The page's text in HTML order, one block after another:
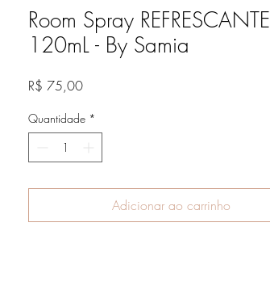
Room Spray REFRESCANTE
120mL - By Samia
R$ 75,00Preço
Quantidade *
Adicionar ao carrinho